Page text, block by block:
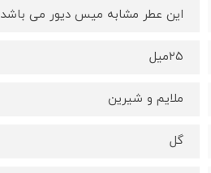
این عطر مشابه میس دیور می باشد
۲۵میل
ملایم و شیرین
گل